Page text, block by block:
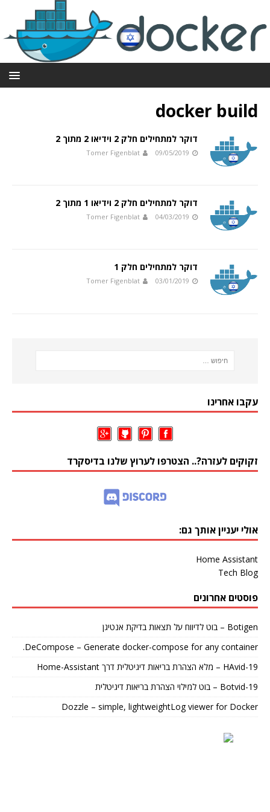
docker build
דוקר למתחילים חלק 2 וידיאו 2 מתוך 2
09/05/2019
Tomer Figenblat
דוקר למתחילים חלק 2 וידיאו 1 מתוך 2
04/03/2019
Tomer Figenblat
דוקר למתחילים חלק 1
03/01/2019
Tomer Figenblat
עקבו אחרינו
זקוקים לעזרה?.. הצטרפו לערוץ שלנו בדיסקרד
אולי יעניין אותך גם:
Home Assistant
Tech Blog
פוסטים אחרונים
Botigen – בוט לדיווח על תצאות בדיקת אנטיגן
DeCompose – Generate docker-compose for any container.
HAvid-19 – מלא הצהרת בריאות דיגיטלית דרך Home-Assistant
Botvid-19 – בוט למילוי הצהרת בריאות דיגיטלית
Dozzle – simple, lightweightLog viewer for Docker